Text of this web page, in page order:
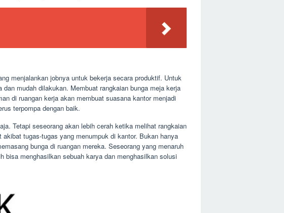
menjalankan jobnya untuk bekerja secara produktif. Untuk
mudah dilakukan. Membuat rangkaian bunga meja kerja
di ruangan kerja akan membuat suasana kantor menjadi
terpompa dengan baik.
Tetapi seseorang akan lebih cerah ketika melihat rangkaian
tugas-tugas yang menumpuk di kantor. Bukan hanya
bunga di ruangan mereka. Seseorang yang menaruh
bisa menghasilkan sebuah karya dan menghasilkan solusi